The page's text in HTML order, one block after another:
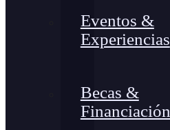
Eventos &
Experiencias
Becas &
Financiación